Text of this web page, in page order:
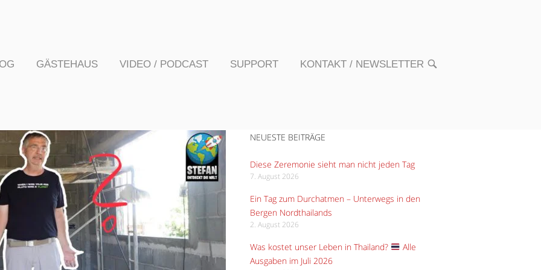
GÄSTEHAUS VIDEO / PODCAST SUPPORT KONTAKT / NEWSLETTER OPEN
NEUESTE BEITRÄGE
Diese Zeremonie sieht man nicht jeden Tag
7. August 2026
Ein Tag zum Durchatmen – Unterwegs in den
Bergen Nordthailands
2. August 2026
Was kostet unser Leben in Thailand?
Alle
Ausgaben im Juli 2026